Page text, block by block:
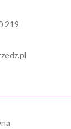
219